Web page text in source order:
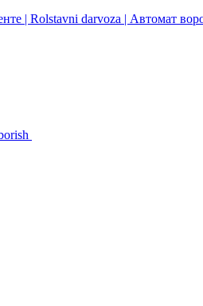
| Rolstavni darvoza | Автомат